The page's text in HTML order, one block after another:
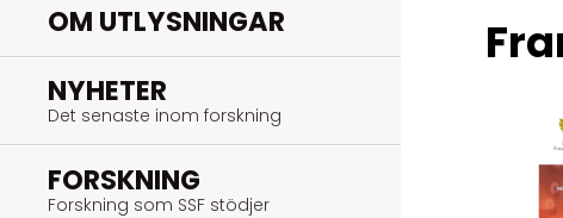
OM UTLYSNINGAR
NYHETER
Det senaste inom forskning
FORSKNING
Forskning som SSF stödjer